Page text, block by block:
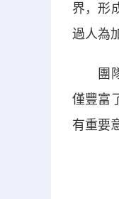
界，形
過人為
團隊
僅豐富
有重要